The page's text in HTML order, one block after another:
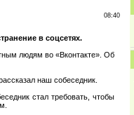
08:40
в соцсетях.
людям во «Вконтакте». Об
наш собеседник.
стал требовать, чтобы